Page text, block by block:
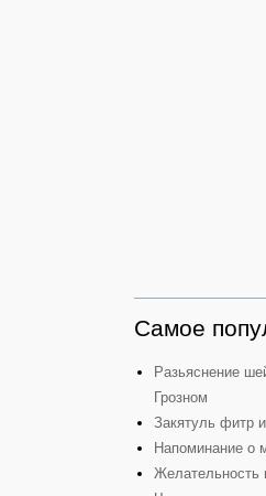
Самое
Разьяснение
Грозном
Закятуль фитр
Напоминание о
Желательность